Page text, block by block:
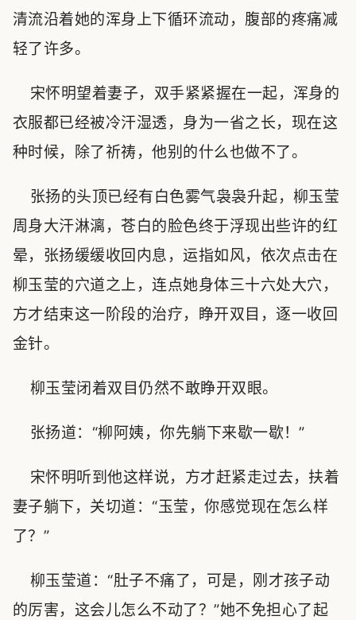
清流沿着她的浑身上下循环流动，腹部的疼痛减
轻了许多。
宋怀明望着妻子，双手紧紧握在一起，浑身的
衣服都已经被冷汗湿透，身为一省之长，现在这
种时候，除了祈祷，他别的什么也做不了。
张扬的头顶已经有白色雾气袅袅升起，柳玉莹
周身大汗淋漓，苍白的脸色终于浮现出些许的红
晕，张扬缓缓收回内息，运指如风，依次点击在
柳玉莹的穴道之上，连点她身体三十六处大穴，
方才结束这一阶段的治疗，睁开双目，逐一收回
金针。
柳玉莹闭着双目仍然不敢睁开双眼。
张扬道：“柳阿姨，你先躺下来歇一歇！”
宋怀明听到他这样说，方才赶紧走过去，扶着
妻子躺下，关切道：“玉莹，你感觉现在怎么样
了？”
柳玉莹道：“肚子不痛了，可是，刚才孩子动
的厉害，这会儿怎么不动了？”她不免担心了起